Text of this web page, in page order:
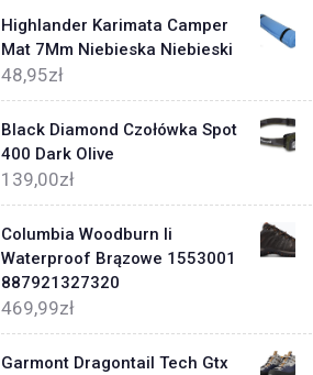
Highlander Karimata Camper
Mat 7Mm Niebieska Niebieski
48,95zł
Black Diamond Czołówka Spot
400 Dark Olive
139,00zł
Columbia Woodburn Ii
Waterproof Brązowe 1553001
887921327320
469,99zł
Garmont Dragontail Tech Gtx